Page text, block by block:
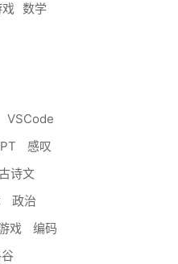
戏 数学
VSCode
感叹
诗文
政治
戏
编码